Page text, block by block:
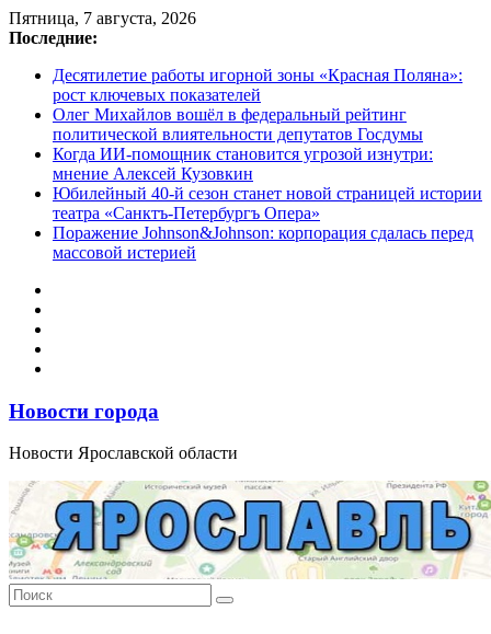
Перейти
к
Пятница, 7 августа, 2026
Последние:
Десятилетие работы игорной зоны «Красная Поляна»:
рост ключевых показателей
Олег Михайлов вошёл в федеральный рейтинг
политической влиятельности депутатов Госдумы
Когда ИИ-помощник становится угрозой изнутри:
мнение Алексей Кузовкин
Юбилейный 40-й сезон станет новой страницей истории
театра «Санктъ-Петербургъ Опера»
Поражение Johnson&Johnson: корпорация сдалась перед
массовой истерией
Новости города
Новости Ярославской области